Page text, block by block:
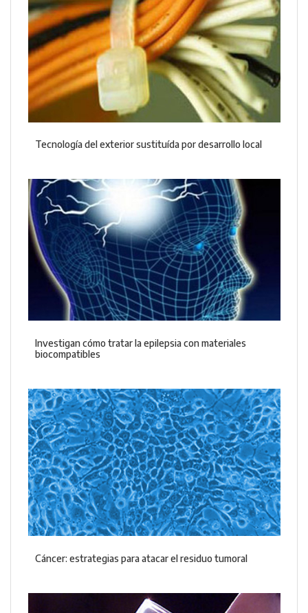
Tecnología del exterior sustituída por desarrollo local
Investigan cómo tratar la epilepsia con materiales
biocompatibles
Cáncer: estrategias para atacar el residuo tumoral